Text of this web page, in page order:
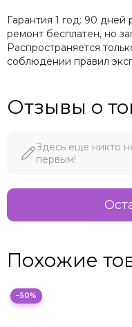
Гарантия 1 год: 90
ремонт бесплатен, но
Распространяется
соблюдении правил
Отзывы о
Здесь еще никто
первым!
Похожие
−50%